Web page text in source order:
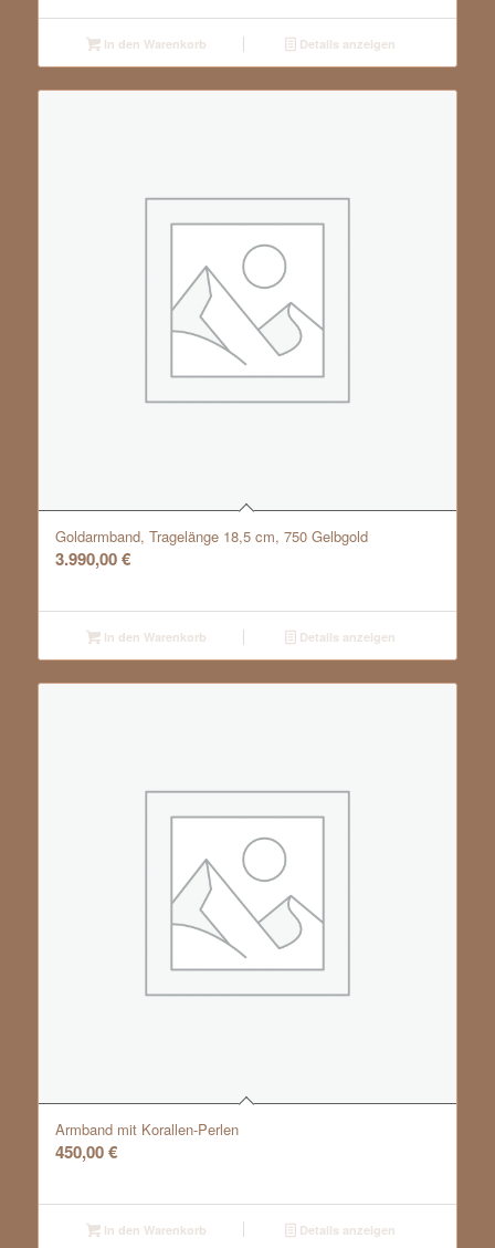
In den Warenkorb Details anzeigen
Goldarmband, Tragelänge 18,5 cm, 750 Gelbgold
3.990,00€
In den Warenkorb Details anzeigen
Armband mit Korallen-Perlen
450,00€
In den Warenkorb Details anzeigen